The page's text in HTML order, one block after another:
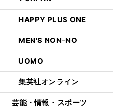
HAPPY PLUS ONE
MEN'S NON-NO
UOMO
集英社オンライン
芸能・情報・スポーツ